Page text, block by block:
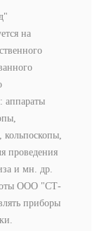
на
аппараты
проведения
и мн. др.
ООО "СТ-
приборы